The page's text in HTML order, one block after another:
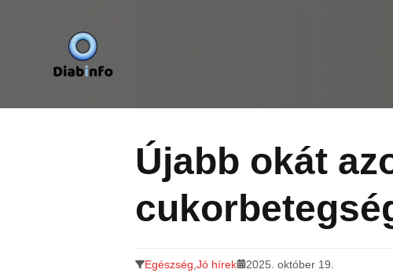
Tovább
Újabb okát
Egészség Jó hírek 2025. október 19.